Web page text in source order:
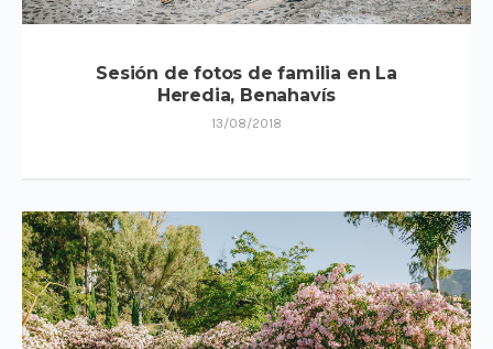
Sesión de fotos de familia en La
Heredia, Benahavís
13/08/2018